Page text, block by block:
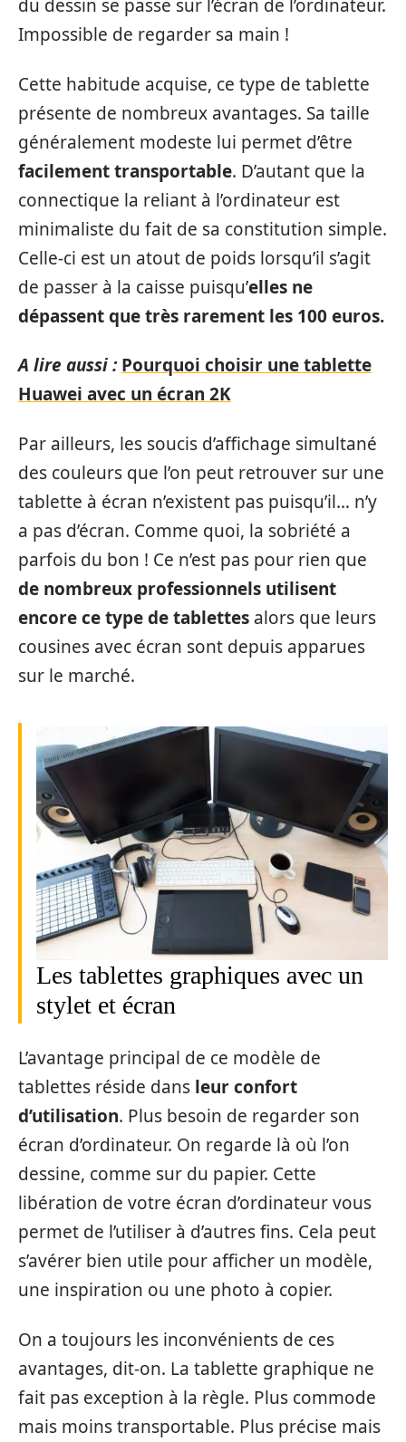
du dessin se passe sur l’écran de l’ordinateur.
Impossible de regarder sa main !
Cette habitude acquise, ce type de tablette
présente de nombreux avantages. Sa taille
généralement modeste lui permet d’être
facilement transportable. D’autant que la
connectique la reliant à l’ordinateur est
minimaliste du fait de sa constitution simple.
Celle-ci est un atout de poids lorsqu’il s’agit
de passer à la caisse puisqu’elles ne
dépassent que très rarement les 100 euros.
A lire aussi : Pourquoi choisir une tablette
Huawei avec un écran 2K
Par ailleurs, les soucis d’affichage simultané
des couleurs que l’on peut retrouver sur une
tablette à écran n’existent pas puisqu’il… n’y
a pas d’écran. Comme quoi, la sobriété a
parfois du bon ! Ce n’est pas pour rien que
de nombreux professionnels utilisent
encore ce type de tablettes alors que leurs
cousines avec écran sont depuis apparues
sur le marché.
Les tablettes graphiques avec un
stylet et écran
L’avantage principal de ce modèle de
tablettes réside dans leur confort
d’utilisation. Plus besoin de regarder son
écran d’ordinateur. On regarde là où l’on
dessine, comme sur du papier. Cette
libération de votre écran d’ordinateur vous
permet de l’utiliser à d’autres fins. Cela peut
s’avérer bien utile pour afficher un modèle,
une inspiration ou une photo à copier.
On a toujours les inconvénients de ces
avantages, dit-on. La tablette graphique ne
fait pas exception à la règle. Plus commode
mais moins transportable. Plus précise mais